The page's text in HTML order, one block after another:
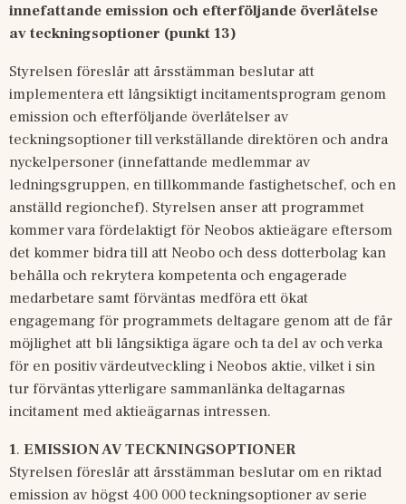
innefattande emission och efterföljande överlåtelse
av teckningsoptioner (punkt 13)
Styrelsen föreslår att årsstämman beslutar att
implementera ett långsiktigt incitamentsprogram genom
emission och efterföljande överlåtelser av
teckningsoptioner till verkställande direktören och andra
nyckelpersoner (innefattande medlemmar av
ledningsgruppen, en tillkommande fastighetschef, och en
anställd regionchef). Styrelsen anser att programmet
kommer vara fördelaktigt för Neobos aktieägare eftersom
det kommer bidra till att Neobo och dess dotterbolag kan
behålla och rekrytera kompetenta och engagerade
medarbetare samt förväntas medföra ett ökat
engagemang för programmets deltagare genom att de får
möjlighet att bli långsiktiga ägare och ta del av och verka
för en positiv värdeutveckling i Neobos aktie, vilket i sin
tur förväntas ytterligare sammanlänka deltagarnas
incitament med aktieägarnas intressen.
1. EMISSION AV TECKNINGSOPTIONER
Styrelsen föreslår att årsstämman beslutar om en riktad
emission av högst 400 000 teckningsoptioner av serie